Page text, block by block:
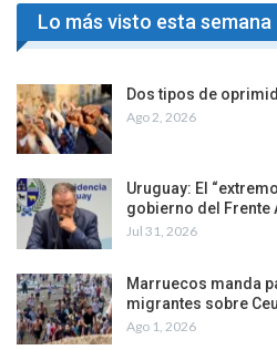
Lo más visto esta semana
Dos tipos de
Ago 2, 2026
Uruguay: El
gobierno del Frente
Jul 31, 2026
Marruecos manda
migrantes sobre
Ago 1, 2026